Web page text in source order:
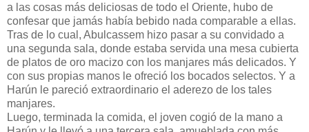
a las cosas más deliciosas de todo el Oriente, hubo de
confesar que jamás había bebido nada comparable a ellas.
Tras de lo cual, Abulcassem hizo pasar a su convidado a
una segunda sala, donde estaba servida una mesa cubierta
de platos de oro macizo con los manjares más delicados. Y
con sus propias manos le ofreció los bocados selectos. Y a
Harún le pareció extraordinario el aderezo de los tales
manjares.
Luego, terminada la comida, el joven cogió de la mano a